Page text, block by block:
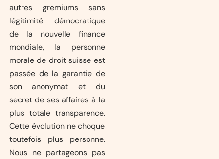
autres gremiums sans
légitimité démocratique
de la nouvelle finance
mondiale, la personne
morale de droit suisse est
passée de la garantie de
son anonymat et du
secret de ses affaires à la
plus totale transparence.
Cette évolution ne choque
toutefois plus personne.
Nous ne partageons pas